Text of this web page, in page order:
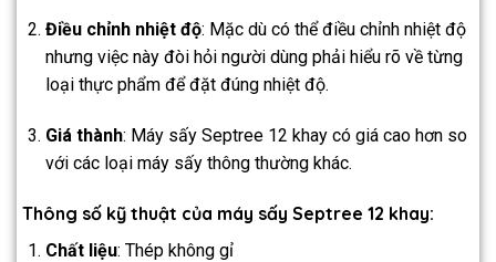
Điều chỉnh nhiệt độ: Mặc dù có thể điều chỉnh nhiệt độ
nhưng việc này đòi hỏi người dùng phải hiểu rõ về từng
loại thực phẩm để đặt đúng nhiệt độ.
Giá thành: Máy sấy Septree 12 khay có giá cao hơn so
với các loại máy sấy thông thường khác.
Thông số kỹ thuật của máy sấy Septree 12 khay:
Chất liệu: Thép không gỉ